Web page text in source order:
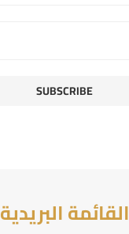
القائمة البريدية